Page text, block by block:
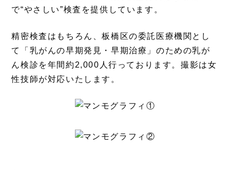
で“やさしい”検査を提供しています。
精密検査はもちろん、板橋区の委託医療機関とし
て「乳がんの早期発見・早期治療」のための乳が
ん検診を年間約2,000人行っております。撮影は女
性技師が対応いたします。